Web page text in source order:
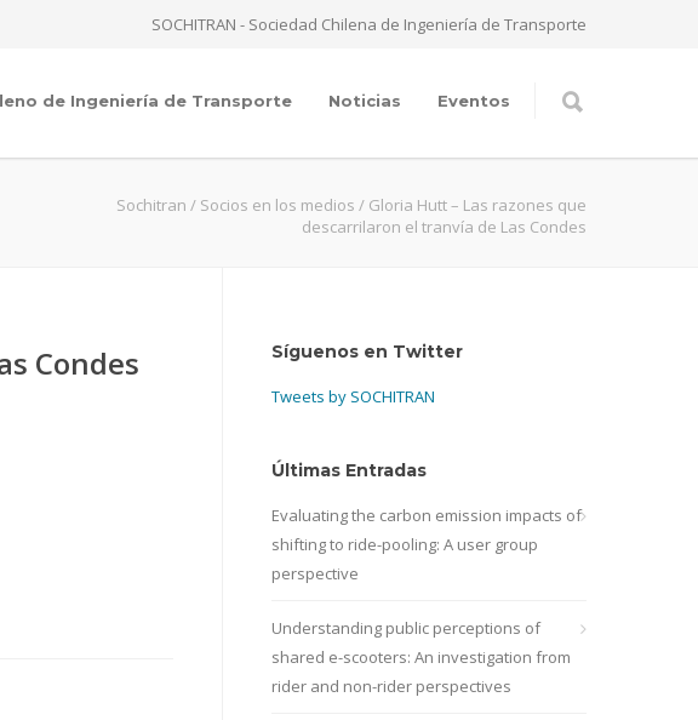
SOCHITRAN - Sociedad Chilena de Ingeniería de Transporte
de Ingeniería de Transporte Noticias Eventos
Sochitran / Socios en los medios / Gloria Hutt – Las razones que
descarrilaron el tranvía de Las Condes
Condes Síguenos en Twitter
Tweets by SOCHITRAN
Últimas Entradas
Evaluating the carbon emission impacts of
shifting to ride-pooling: A user group
perspective
Understanding public perceptions of
shared e-scooters: An investigation from
rider and non-rider perspectives